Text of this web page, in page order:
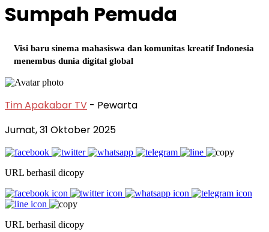
Sumpah Pemuda
Visi baru sinema mahasiswa dan komunitas kreatif Indonesia
menembus dunia digital global
Tim Apakabar TV - Pewarta
Jumat, 31 Oktober 2025
URL berhasil dicopy
URL berhasil dicopy